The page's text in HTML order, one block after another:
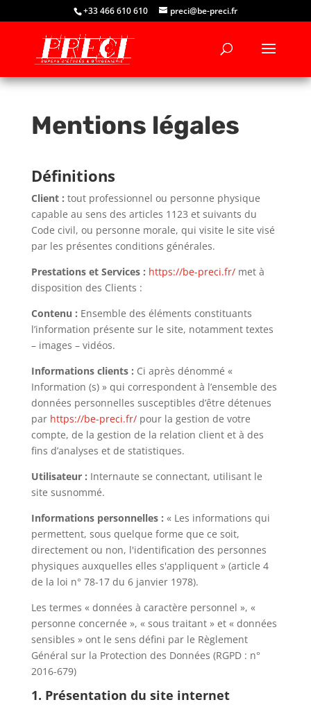
+33 466 610 610 preci@be-preci.fr
Mentions légales
Définitions
Client : tout professionnel ou personne physique
capable au sens des articles 1123 et suivants du
Code civil, ou personne morale, qui visite le site visé
par les présentes conditions générales.
Prestations et Services : https://be-preci.fr/met à
disposition des Clients :
Contenu : Ensemble des éléments constituants
l’information présente sur le site, notamment textes
– images – vidéos.
Informations clients : Ci après dénommé «
Information (s) » qui correspondent à l’ensemble des
données personnelles susceptibles d’être détenues
par https://be-preci.fr/pour la gestion de votre
compte, de la gestion de la relation client et à des
fins d’analyses et de statistiques.
Utilisateur : Internaute se connectant, utilisant le
site susnommé.
Informations personnelles : « Les informations qui
permettent, sous quelque forme que ce soit,
directement ou non, l'identification des personnes
physiques auxquelles elles s'appliquent » (article 4
de la loi n° 78-17 du 6 janvier 1978).
Les termes « données à caractère personnel », «
personne concernée », « sous traitant » et « données
sensibles » ont le sens défini par le Règlement
Général sur la Protection des Données (RGPD : n°
2016-679)
1. Présentation du site internet